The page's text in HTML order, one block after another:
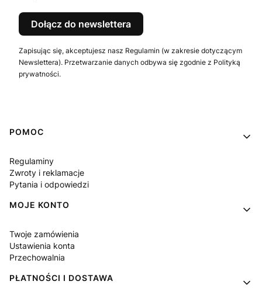
Dołącz do newslettera
Zapisując się, akceptujesz nasz Regulamin (w zakresie dotyczącym
Newslettera). Przetwarzanie danych odbywa się zgodnie z Polityką
prywatności.
Linki w stopce
POMOC
Regulaminy
Zwroty i reklamacje
Pytania i odpowiedzi
MOJE KONTO
Twoje zamówienia
Ustawienia konta
Przechowalnia
PŁATNOŚCI I DOSTAWA